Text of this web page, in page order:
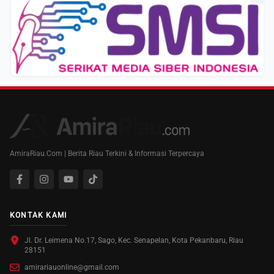
AmiraRiau.Com | Berita Riau Terkini & Informasi Terpercaya
KONTAK KAMI
Jl. Dr. Leimena No.17, Sago, Kec. Senapelan, Kota Pekanbaru, Riau
28151
amirariauonline@gmail.com